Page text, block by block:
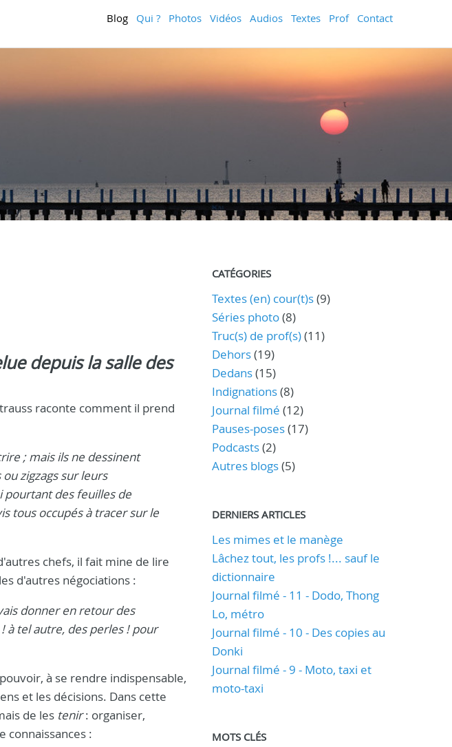
Blog Qui ? Photos Vidéos Audios Textes Prof Contact
depuis la salle des
raconte comment il prend
; mais ils ne dessinent
zigzags sur leurs
pourtant des feuilles de
tous occupés à tracer sur le
chefs, il fait mine de lire
d'autres négociations :
donner en retour des
à tel autre, des perles ! pour
à se rendre indispensable,
et les décisions. Dans cette
de les tenir: organiser,
connaissances :
CATÉGORIES
Textes (en) cour(t)s(9)
Séries photo(8)
Truc(s) de prof(s)(11)
Dehors(19)
Dedans(15)
Indignations(8)
Journal filmé (12)
Pauses-poses(17)
Podcasts(2)
Autres blogs(5)
DERNIERS ARTICLES
Les mimes et le manège
Lâchez tout, les profs !... sauf le
dictionnaire
Journal filmé - 11 - Dodo, Thong
Lo, métro
Journal filmé - 10 - Des copies au
Donki
Journal filmé - 9 - Moto, taxi et
moto-taxi
MOTS CLÉS